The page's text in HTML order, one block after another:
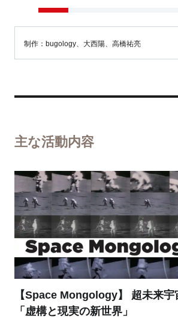
制作：bugology、大西陽、高橋祐亮
主な活動内容
【Space Mongology】 超未来宇
「虚構と現実の新世界」